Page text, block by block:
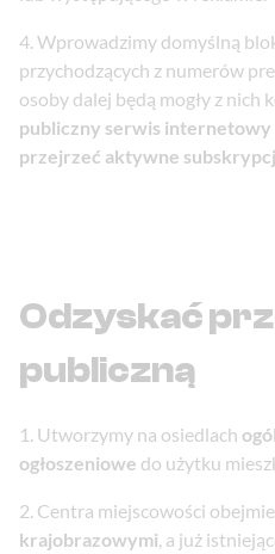
Wprowadzimy domyślną
przychodzących z numerów
osoby dalej będą mogły z nich
publiczny serwis internetowy
przejrzeć aktywne
Odzyskać
publiczną
Utworzymy na osiedlach
ogłoszeniowe do użytku
Centra miejscowości
krajobrazowymi, a już